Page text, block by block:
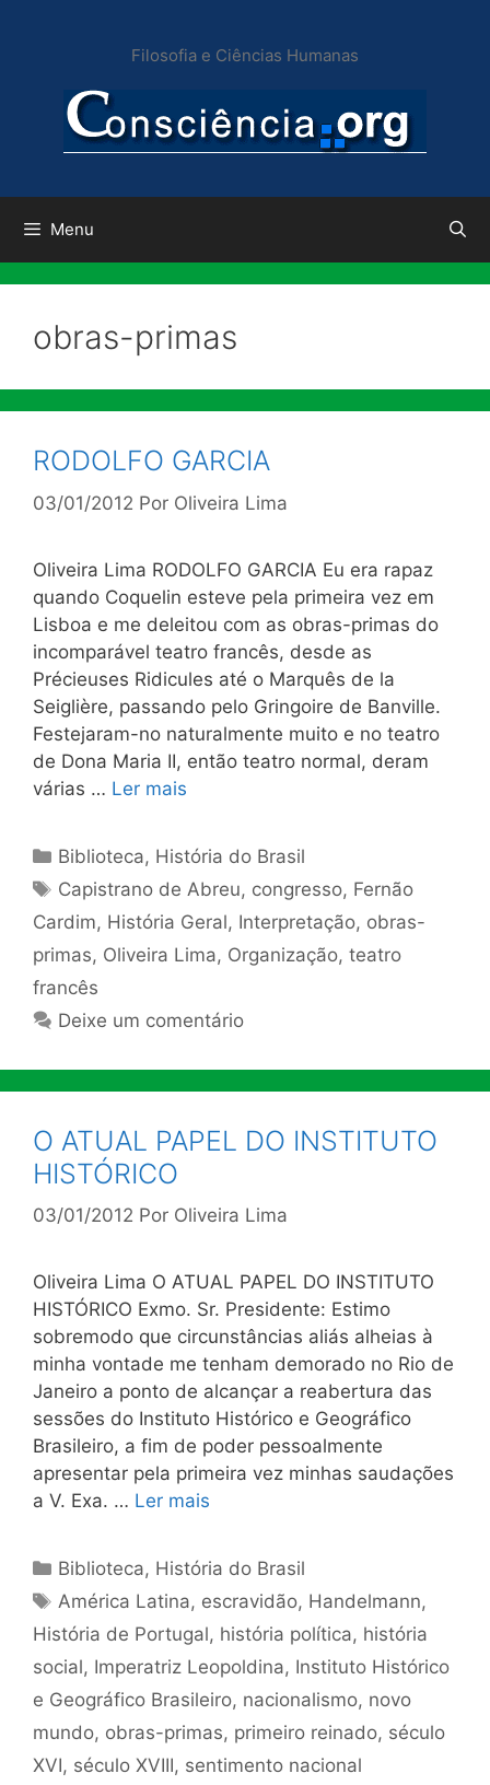
conteúdo
Filosofia e Ciências Humanas
Menu
obras-primas
RODOLFO GARCIA
03/01/2012 Por Oliveira Lima
Oliveira Lima RODOLFO GARCIA Eu era rapaz
quando Coquelin esteve pela primeira vez em
Lisboa e me deleitou com as obras-primas do
incomparável teatro francês, desde as
Précieuses Ridicules até o Marquês de la
Seiglière, passando pelo Gringoire de Banville.
Festejaram-no naturalmente muito e no teatro
de Dona Maria II, então teatro normal, deram
várias … Ler mais
Categorias
Biblioteca, História do Brasil
Tags
Capistrano de Abreu, congresso, Fernão
Cardim, História Geral, Interpretação, obras-
primas, Oliveira Lima, Organização, teatro
francês
Deixe um comentário
O ATUAL PAPEL DO INSTITUTO
HISTÓRICO
03/01/2012 Por Oliveira Lima
Oliveira Lima O ATUAL PAPEL DO INSTITUTO
HISTÓRICO Exmo. Sr. Presidente: Estimo
sobremodo que circunstâncias aliás alheias à
minha vontade me tenham demorado no Rio de
Janeiro a ponto de alcançar a reabertura das
sessões do Instituto Histórico e Geográfico
Brasileiro, a fim de poder pessoalmente
apresentar pela primeira vez minhas saudações
a V. Exa. … Ler mais
Categorias
Biblioteca, História do Brasil
Tags
América Latina, escravidão, Handelmann,
História de Portugal, história política, história
social, Imperatriz Leopoldina, Instituto Histórico
e Geográfico Brasileiro, nacionalismo, novo
mundo, obras-primas, primeiro reinado, século
XVI, século XVIII, sentimento nacional